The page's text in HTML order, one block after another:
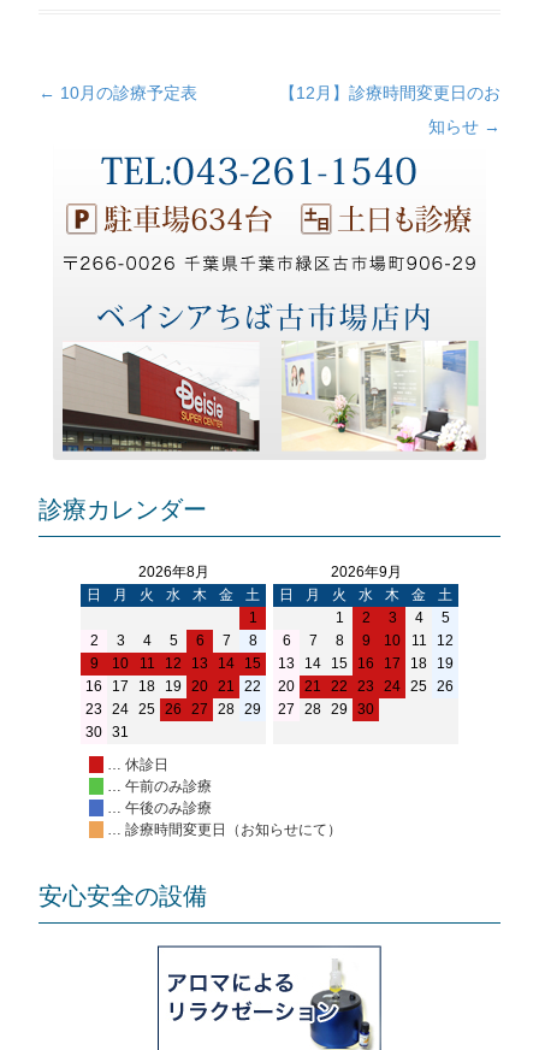
ビ
ゲ
ー
ン
← 10月の診療予定表
【12月】診療時間変更日のお
知らせ →
診療カレンダー
2026年8月
日
月 火 水 木 金
土
1
2
3 4 5 6 7
8
9
10 11 12 13 14
15
16
17 18 19 20 21
22
23 24 25 26 27 28 29
30 31
2026年9月
日
月 火 水 木 金
土
1
2 3 4
5
6
7 8 9 10 11
12
13
14 15 16 17 18
19
20 21 22 23 24 25 26
27
28 29 30
… 休診日
… 午前のみ診療
… 午後のみ診療
… 診療時間変更日（お知らせにて）
安心安全の設備